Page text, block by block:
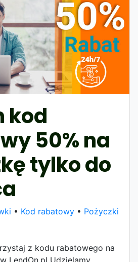
kod
50% na
tylko do
• Kod rabatowy • Pożyczki
z kodu rabatowego na
LendOn.pl Udzielamy